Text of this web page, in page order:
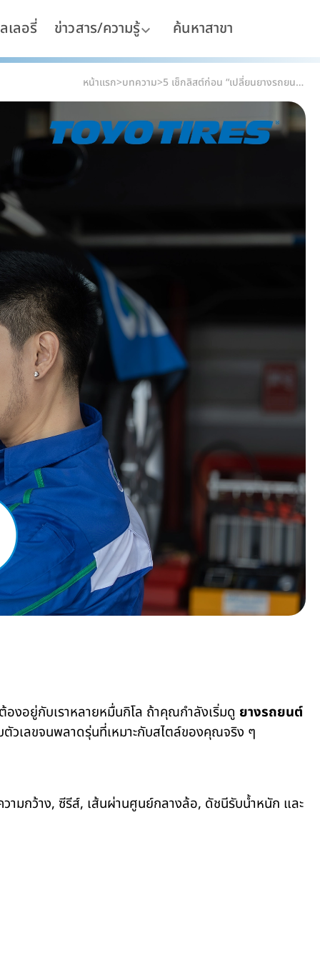
เลอรี่ ข่าวสาร/ความรู้ ค้นหาสาขา
หน้าแรก>บทความ> 5 เช็กลิสต์ก่อน “เปลี่ยนยางรถยนต์” ให้คุ้ม ปลอดภัย
องอยู่กับเราหลายหมื่นกิโล ถ้าคุณกำลังเริ่มดู ยางรถยนต์
วเลขจนพลาดรุ่นที่เหมาะกับสไตล์ของคุณจริง ๆ
วามกว้าง, ซีรีส์, เส้นผ่านศูนย์กลางล้อ, ดัชนีรับน้ำหนัก และ